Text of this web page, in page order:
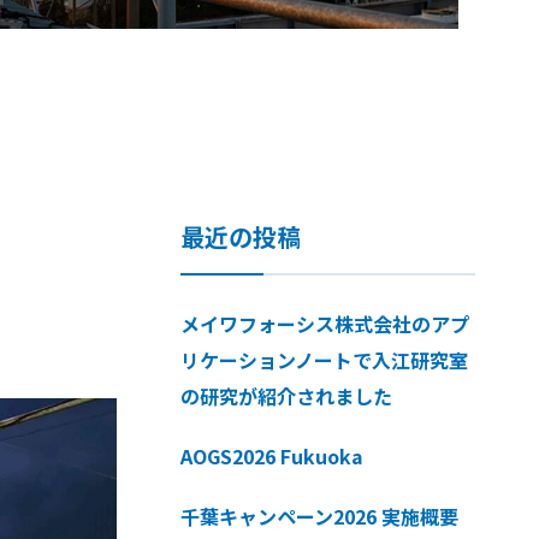
最近の投稿
メイワフォーシス株式会社のアプ
リケーションノートで入江研究室
の研究が紹介されました
AOGS2026 Fukuoka
千葉キャンペーン2026 実施概要